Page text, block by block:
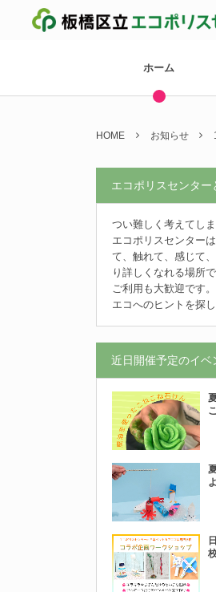
ホーム
HOME お知らせ
エコポリスセンター
つい難しく考えてし
エコポリスセンター
て、触れて、感じて
り詳しくなれる場所
ご利用も大歓迎です
エコへのヒントを探
近日開催予定のイベ